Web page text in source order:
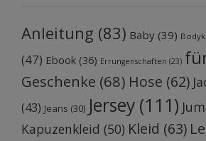
Anleitung (83) Baby (39)
(47) Ebook (36) Errungenschaften (23)
Geschenke (68) Hose (62)
(43) Jeans (30) Jersey (111)
Kapuzenkleid (50) Kleid (63)